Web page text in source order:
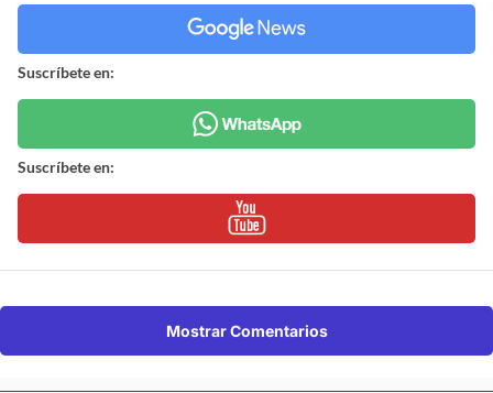
Suscríbete en:
Suscríbete en:
Mostrar Comentarios